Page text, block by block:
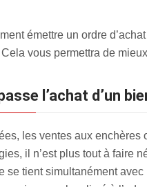
émettre un ordre
vous permettra de
l’achat d’un
les ventes aux
il n’est plus tout à faire
se tient simultanément